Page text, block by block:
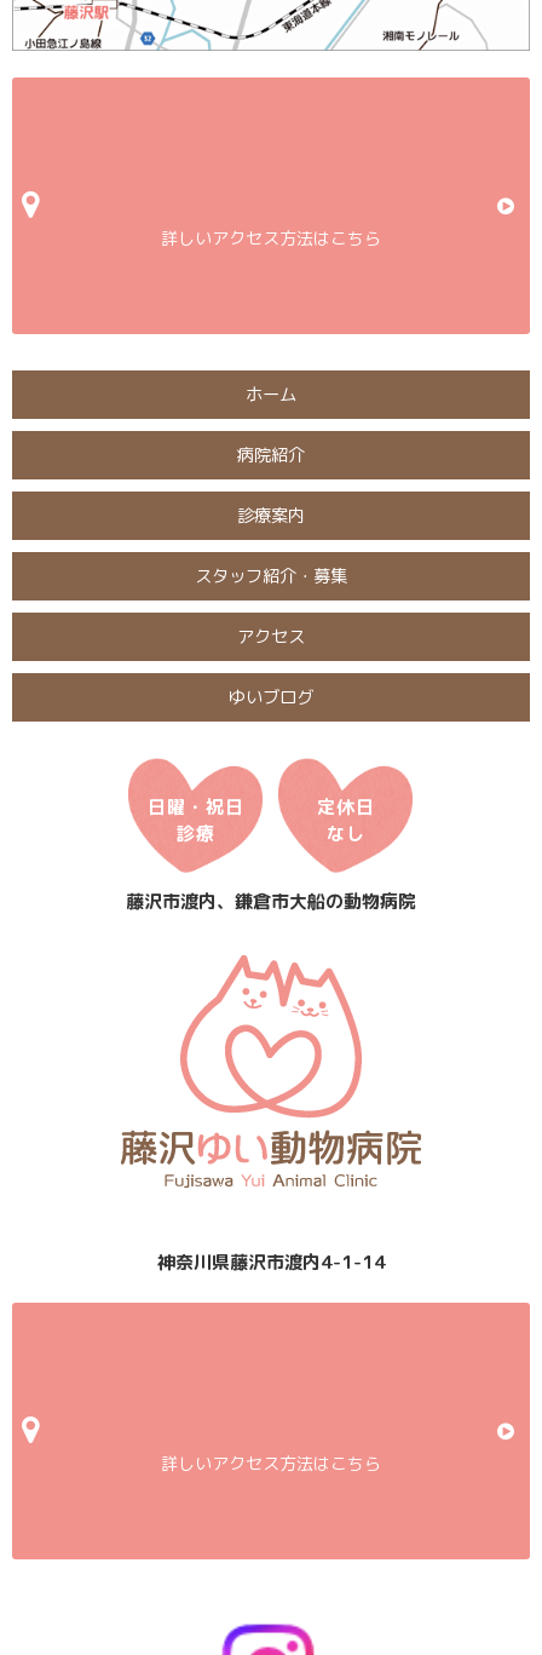
詳しいアクセス方法はこちら
ホーム
病院紹介
診療案内
スタッフ紹介・募集
アクセス
ゆいブログ
日曜・祝日
診療
定休日
なし
藤沢市渡内、鎌倉市大船の動物病院
神奈川県藤沢市渡内4-1-14
詳しいアクセス方法はこちら